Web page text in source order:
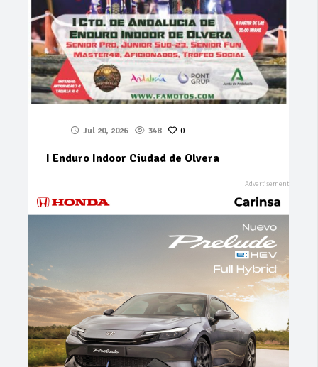
Jul 20, 2026 348 0
I Enduro Indoor Ciudad de Olvera